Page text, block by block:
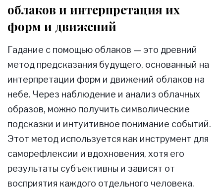
облаков и интерпретация их
форм и движений
Гадание с помощью облаков — это древний
метод предсказания будущего, основанный на
интерпретации форм и движений облаков на
небе. Через наблюдение и анализ облачных
образов, можно получить символические
подсказки и интуитивное понимание событий.
Этот метод используется как инструмент для
саморефлексии и вдохновения, хотя его
результаты субъективны и зависят от
восприятия каждого отдельного человека.